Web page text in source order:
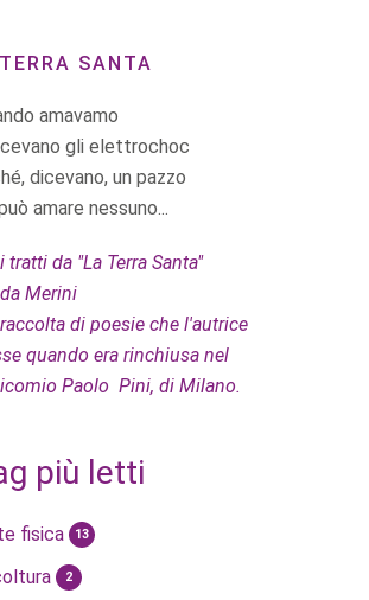
SANTA
amavamo
gli elettrochoc
dicevano, un pazzo
amare nessuno...
tratti da "La Terra Santa"
Merini
di poesie che l'autrice
quando era rinchiusa nel
Paolo Pini, di Milano.
più letti
fisica 13
2